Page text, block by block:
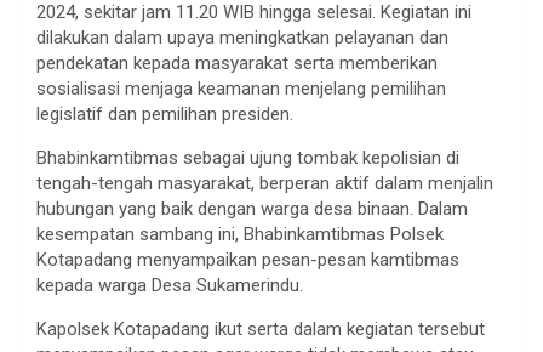
2024, sekitar jam 11.20 WIB hingga selesai. Kegiatan ini
dilakukan dalam upaya meningkatkan pelayanan dan
pendekatan kepada masyarakat serta memberikan
sosialisasi menjaga keamanan menjelang pemilihan
legislatif dan pemilihan presiden.
Bhabinkamtibmas sebagai ujung tombak kepolisian di
tengah-tengah masyarakat, berperan aktif dalam menjalin
hubungan yang baik dengan warga desa binaan. Dalam
kesempatan sambang ini, Bhabinkamtibmas Polsek
Kotapadang menyampaikan pesan-pesan kamtibmas
kepada warga Desa Sukamerindu.
Kapolsek Kotapadang ikut serta dalam kegiatan tersebut